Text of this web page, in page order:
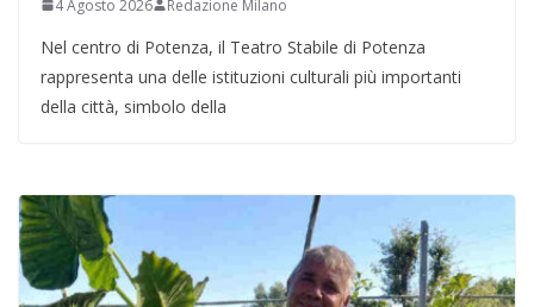
4 Agosto 2026 Redazione Milano
Nel centro di Potenza, il Teatro Stabile di Potenza
rappresenta una delle istituzioni culturali più importanti
della città, simbolo della